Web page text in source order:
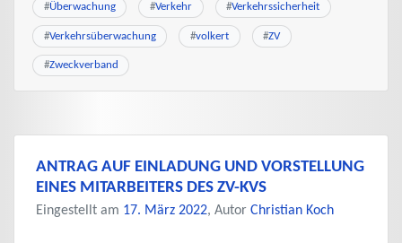
#Überwachung #Verkehr #Verkehrssicherheit
#Verkehrsüberwachung #volkert #ZV
#Zweckverband
ANTRAG AUF EINLADUNG UND VORSTELLUNG
EINES MITARBEITERS DES ZV-KVS
Eingestellt am 17. März 2022, Autor Christian Koch